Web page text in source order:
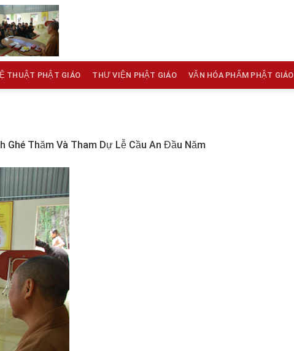
THUẬT PHẬT GIÁO THƯ VIỆN PHẬT GIÁO VĂN HÓA PHẨM PHẬT GIÁO
Thăm Và Tham Dự Lễ Cầu An Đầu Năm